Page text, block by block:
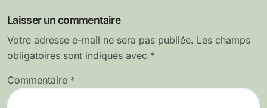
Laisser un commentaire
Votre adresse e-mail ne sera pas publiée. Les champs
obligatoires sont indiqués avec *
Commentaire *